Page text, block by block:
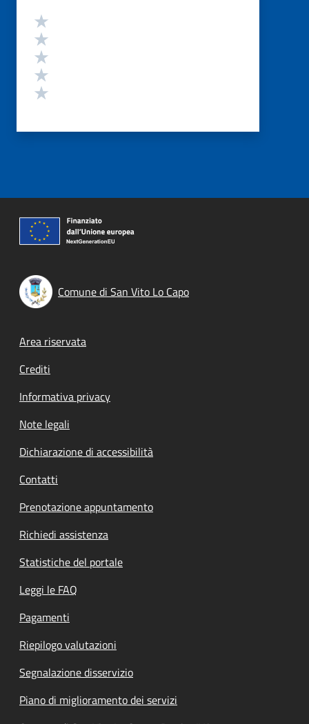
Valutazione
Comune di San Vito Lo Capo
Footer menu
Area riservata
Crediti
Informativa privacy
Note legali
Dichiarazione di accessibilità
Contatti
Prenotazione appuntamento
Richiedi assistenza
Statistiche del portale
Leggi le FAQ
Pagamenti
Riepilogo valutazioni
Segnalazione disservizio
Piano di miglioramento dei servizi